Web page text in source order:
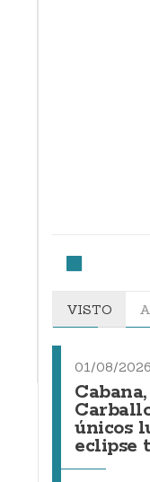
VISTO
01/08/2026
únicos
eclipse